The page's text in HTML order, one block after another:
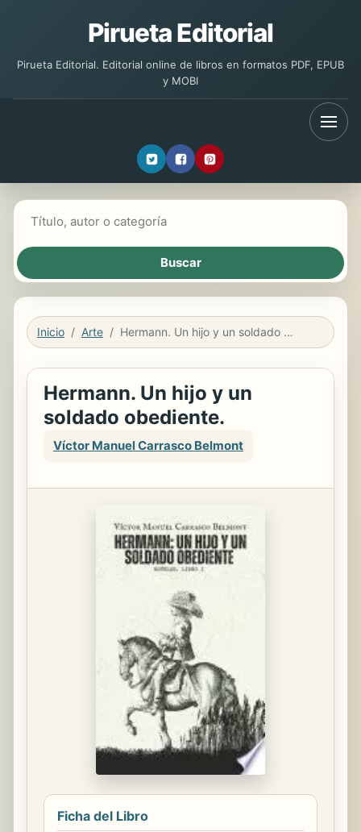
Pirueta Editorial
Pirueta Editorial. Editorial online de libros en formatos PDF, EPUB
y MOBI
Inicio Arte Hermann. Un hijo y un soldado obediente.
Hermann. Un hijo y un
soldado obediente.
Víctor Manuel Carrasco Belmont
Ficha del Libro